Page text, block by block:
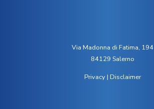
Via Madonna di Fatima, 194
84129 Salerno
Privacy| Disclaimer